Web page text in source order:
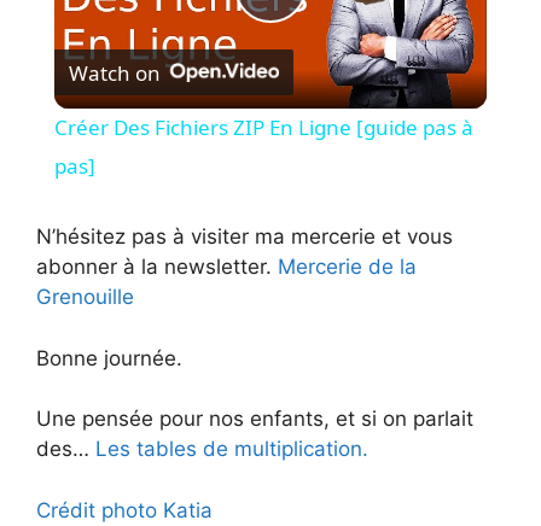
P
l
y
d
Watch on
Créer Des Fichiers ZIP En Ligne [guide pas à
pas]
N’hésitez pas à visiter ma mercerie et vous
abonner à la newsletter. Mercerie de la
Grenouille
Bonne journée.
Une pensée pour nos enfants, et si on parlait
des… Les tables de multiplication.
Crédit photo Katia